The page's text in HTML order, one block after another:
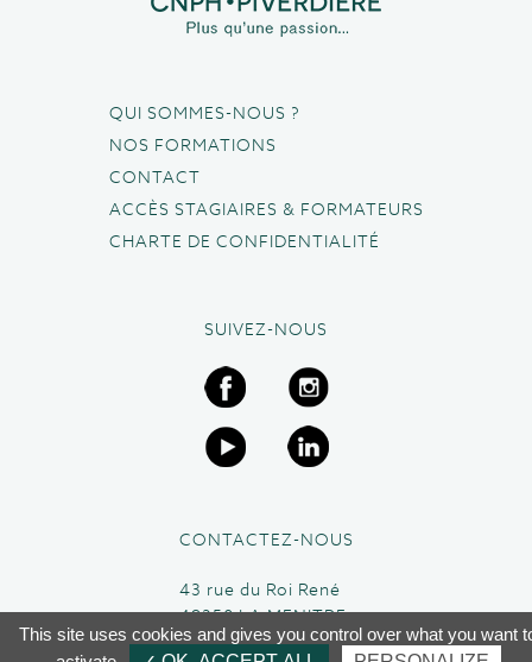
QUI SOMMES-NOUS ?
NOS FORMATIONS
CONTACT
ACCÈS STAGIAIRES & FORMATEURS
CHARTE DE CONFIDENTIALITÉ
SUIVEZ-NOUS
CONTACTEZ-NOUS
43 rue du Roi René
49250 LA MENITRE
02 41 45 63 95
This site uses cookies and gives you control over what you want